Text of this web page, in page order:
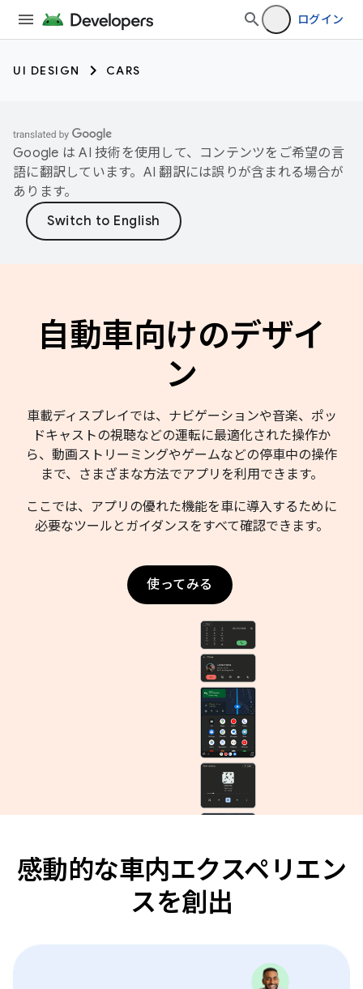
ログイン
UI DESIGN CARS
Google は AI 技術を使用して、コンテンツをご希望の言
語に翻訳しています。AI 翻訳には誤りが含まれる場合が
あります。
自動車向けのデザイ
ン
車載ディスプレイでは、ナビゲーションや音楽、ポッ
ドキャストの視聴などの運転に最適化された操作か
ら、動画ストリーミングやゲームなどの停車中の操作
まで、さまざまな方法でアプリを利用できます。
ここでは、アプリの優れた機能を車に導入するために
必要なツールとガイダンスをすべて確認できます。
使ってみる
感動的な車内エクスペリエン
スを創出